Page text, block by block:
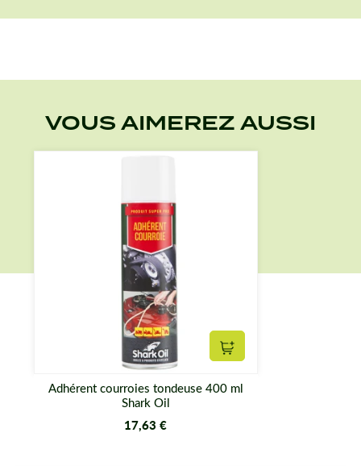
VOUS AIMEREZ AUSSI
Ajouter au panier
Adhérent courroies tondeuse 400 ml
Shark Oil
17,63 €